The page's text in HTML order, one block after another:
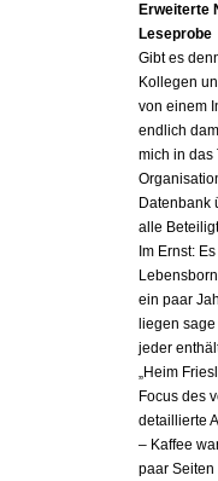
Erweiterte
Leseprobe
Gibt es
Kollegen
von einem
endlich
mich in das
Datenbank
alle
Im Ernst:
ein paar
liegen
jeder
„Heim
Focus des
detaillierte
– Kaffee
paar